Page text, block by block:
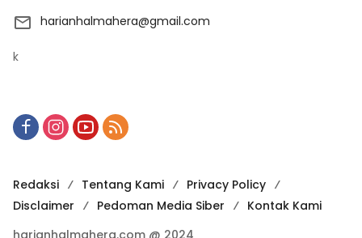
harianhalmahera@gmail.com
k
Redaksi Tentang Kami
Privacy Policy
Disclaimer
Pedoman Media Siber
Kontak Kami
harianhalmahera.com @ 2024